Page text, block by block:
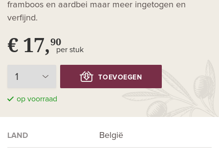
framboos en aardbei maar meer ingetogen en
verfijnd.
€ 17,90
per stuk
TOEVOEGEN
op voorraad
LAND België